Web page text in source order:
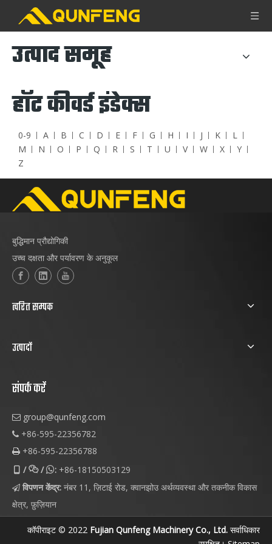
उत्पाद समूह
हॉट कीवर्ड इंडेक्स
0-9 A B C D E F G H I J K
L
M
N O P Q R S T U V W X
Y
Z
बुद्धिमान प्रौद्योगिकी
उच्च दक्षता और पर्यावरण के अनुकूल
त्वरित सम्पक
उत्पादों
संपर्क करें
 group@qunfeng.com
 +86-595-22356782
 +86-595-22356788
 //: +86-18150503129
 विपणन केंद्र: नंबर 11, ज़िटाई रोड, क्वानझोउ अर्थव्यवस्था और तकनीक विकास
क्षेत्र, फ़ुज़ियान
कॉपीराइट © 2022 Fujian Qunfeng Machinery Co., Ltd. सर्वाधिकार